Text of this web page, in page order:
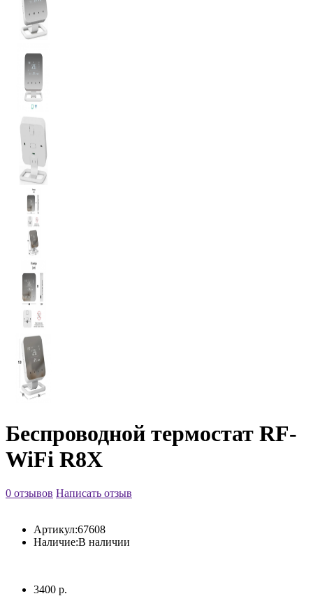
Беспроводной термостат RF-
WiFi R8X
0 отзывов Написать отзыв
Артикул:67608
Наличие:В наличии
3400 р.